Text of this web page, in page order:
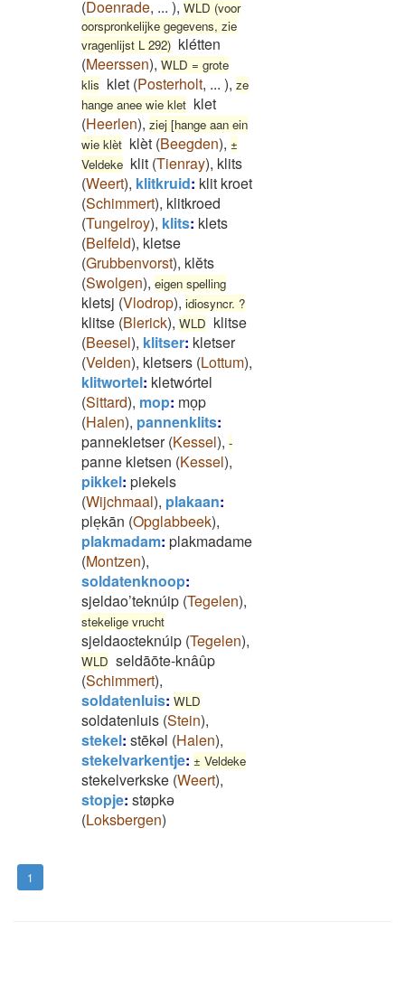
(Doenrade, ... ), WLD (voor
oorspronkelijke gegevens, zie
vragenlijst L 292) klétten
(Meerssen), WLD = grote
klis klet (Posterholt, ... ), ze
hange anee wie klet klet
(Heerlen), ziej [hange aan ein
wie klèt klèt (Beegden), ±
Veldeke klit (Tienray), klits
(Weert), klitkruid: klit kroet
(Schimmert), klitkroed
(Tungelroy), klits: klets
(Belfeld), kletse
(Grubbenvorst), klĕts
(Swolgen), eigen spelling
kletsj (Vlodrop), idiosyncr. ?
klitse (Blerick), WLD klitse
(Beesel), klitser: kletser
(Velden), kletsers (Lottum),
klitwortel: kletwórtel
(Sittard), mop: moͅp
(Halen), pannenklits:
pannekletser(Kessel), -
panne kletsen (Kessel),
pikkel: piekels
(Wijchmaal), plakaan:
pleͅkān (Opglabbeek),
plakmadam: plakmadame
(Montzen),
soldatenknoop:
sjeldao’teknúip (Tegelen),
stekelige vrucht
sjeldaoɛteknúip (Tegelen),
WLD seldāōte-knâûp
(Schimmert),
soldatenluis: WLD
soldatenluis (Stein),
stekel: stēkəl (Halen),
stekelvarkentje: ± Veldeke
stekelverkske (Weert),
stopje: støpkə
(Loksbergen)
1